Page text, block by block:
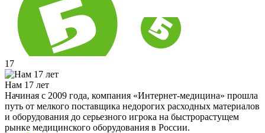
17
Нам 17 лет
Начиная с 2009 года, компания «Интернет-медицина» прошла
путь от мелкого поставщика недорогих расходных материалов
и оборудования до серьезного игрока на быстрорастущем
рынке медицинского оборудования в России.